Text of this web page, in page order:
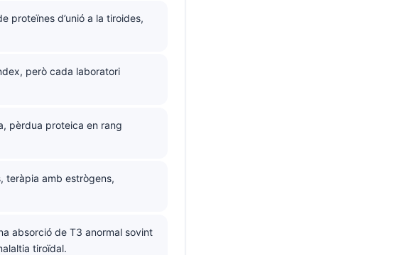
proteïnes d’unió a la tiroides,
però cada laboratori
pèrdua proteica en rang
teràpia amb estrògens,
absorció de T3 anormal sovint
tiroïdal.